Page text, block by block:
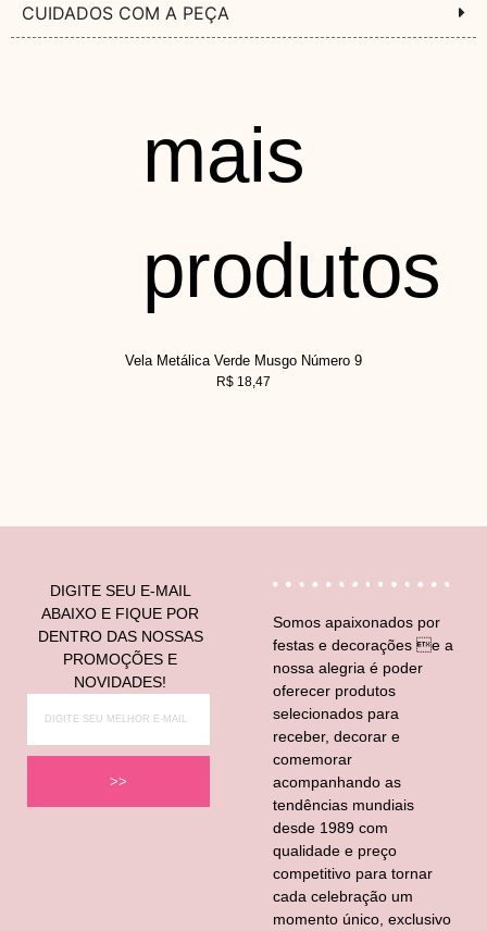
CUIDADOS COM A PEÇA
mais
produtos
Vela Metálica Verde Musgo Número 9
R$ 18,47
DIGITE SEU E-MAIL
ABAIXO E FIQUE POR
DENTRO DAS NOSSAS
PROMOÇÕES E
NOVIDADES!
>>
Somos apaixonados por
festas e decorações e a
nossa alegria é poder
oferecer produtos
selecionados para
receber, decorar e
comemorar
acompanhando as
tendências mundiais
desde 1989 com
qualidade e preço
competitivo para tornar
cada celebração um
momento único, exclusivo